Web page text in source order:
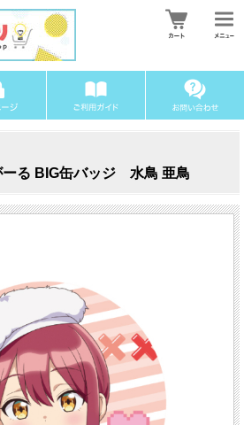
ーる BIG缶バッジ 水鳥 亜鳥